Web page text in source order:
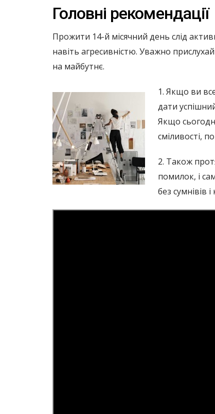
Головні рекомендації
Прожити 14-й місячний день слід
навіть агресивністю. Уважно
на майбутнє.
1. Якщо ви
дати
Якщо
сміливості,
2. Також
помилок, і
без сумнівів